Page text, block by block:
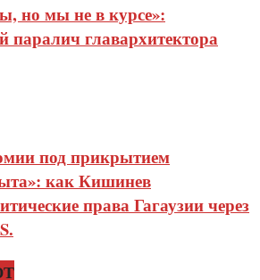
но мы не в курсе»:
паралич главархитектора
под прикрытием
как Кишинев
права Гагаузии через